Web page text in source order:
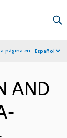
página en: Español
AND